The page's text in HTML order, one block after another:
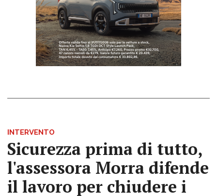
INTERVENTO
Sicurezza prima di tutto,
l'assessora Morra difende
il lavoro per chiudere i